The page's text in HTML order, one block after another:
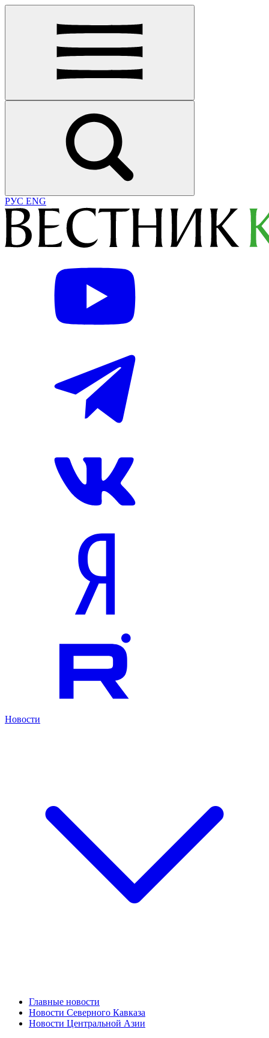
РУС ENG
Новости
Главные новости
Новости Северного Кавказа
Новости Центральной Азии